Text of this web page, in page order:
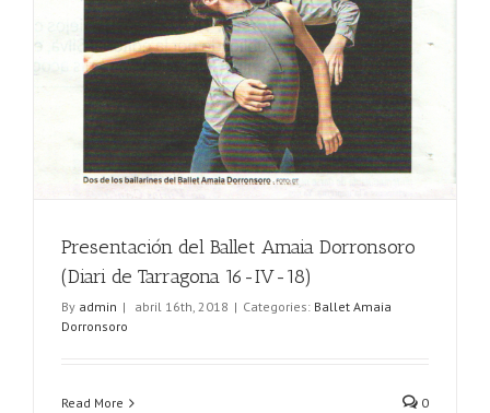
Presentación del Ballet Amaia Dorronsoro
(Diari de Tarragona 16-IV-18)
By admin | abril 16th, 2018 | Categories: Ballet Amaia
Dorronsoro
Read More 0